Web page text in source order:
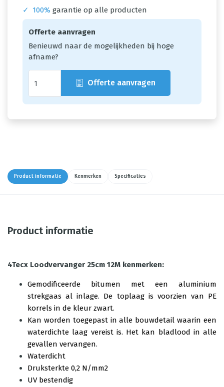
✓
100% garantie op alle producten
Offerte aanvragen
Benieuwd naar de mogelijkheden bij hoge
afname?
Offerte aanvragen
Product informatie Kenmerken Specificaties
Product informatie
4Tecx Loodvervanger 25cm 12M kenmerken:
Gemodificeerde bitumen met een aluminium
strekgaas al inlage. De toplaag is voorzien van PE
korrels in de kleur zwart.
Kan worden toegepast in alle bouwdetail waarin een
waterdichte laag vereist is. Het kan bladlood in alle
gevallen vervangen.
Waterdicht
Druksterkte 0,2 N/mm2
UV bestendig